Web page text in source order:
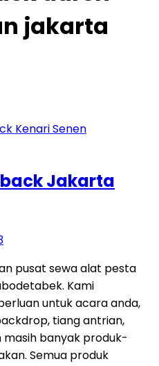
jakarta
Jakarta
pusat sewa alat pesta
Kami
untuk acara anda,
tiang antrian,
masih banyak produk-
Semua produk